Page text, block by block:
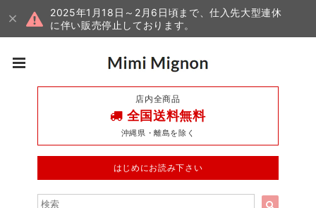
2025年1月18日～2月6日頃まで、仕入先大型連休
に伴い販売停止しております。
店内全商品
全国送料無料
沖縄県・離島を除く
はじめにお読み下さい